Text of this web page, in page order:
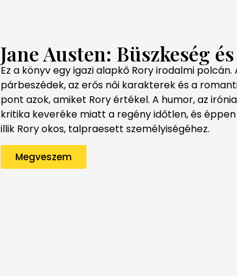
Jane Austen: Büszkeség
Ez a könyv egy igazi alapkő Rory irodalmi polcán.
párbeszédek, az erős női karakterek és a
pont azok, amiket Rory értékel. A humor, az
kritika keveréke miatt a regény időtlen, és
illik Rory okos, talpraesett személyiségéhez.
Megveszem